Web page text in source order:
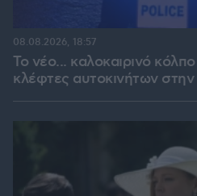
Το νέο... καλοκαιρινό
κλέφτες αυτοκινήτων
08.08.2026, 18:57